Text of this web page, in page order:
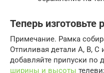
Теперь изготовьте
Примечание. Рамка
Отпиливая детали А, В, С
добавляйте припуски по
ширины и высоты